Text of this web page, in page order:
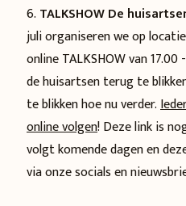
6. TALKSHOW De
juli organiseren we op
online TALKSHOW van
de huisartsen terug te
te blikken hoe nu verder.
online volgen! Deze link is
volgt komende dagen en
via onze socials en